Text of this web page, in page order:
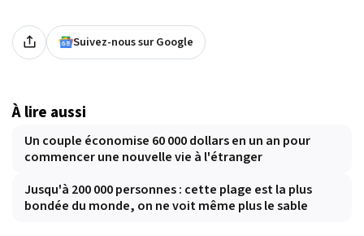
Suivez-nous sur Google
À lire aussi
Un couple économise 60 000 dollars en un an pour
commencer une nouvelle vie à l'étranger
Jusqu'à 200 000 personnes : cette plage est la plus
bondée du monde, on ne voit même plus le sable